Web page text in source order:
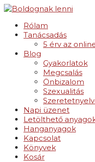
Rólam
Tanácsadás
5 érv az
Blog
Gyakorlatok
Megcsalás
Önbizalom
Szexualitás
Napi üzenet
Letölthető
Hanganyagok
Kapcsolat
Könyvek
Kosár